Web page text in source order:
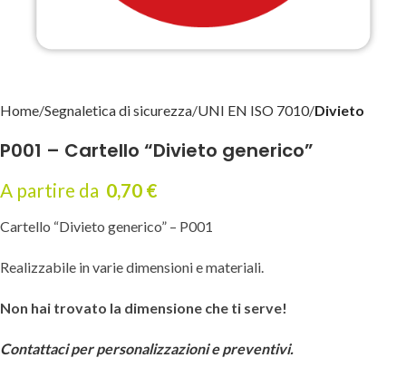
Home Segnaletica di sicurezza UNI EN ISO 7010 Divieto
P001 – Cartello “Divieto generico”
A partire da 0,70 €
Cartello “Divieto generico” – P001
Realizzabile in varie dimensioni e materiali.
Non hai trovato la dimensione che ti serve!
Contattaci per personalizzazioni e preventivi.